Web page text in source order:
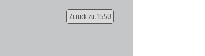
Zurück zu: 155U